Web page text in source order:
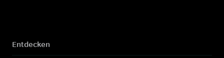
Entdecken